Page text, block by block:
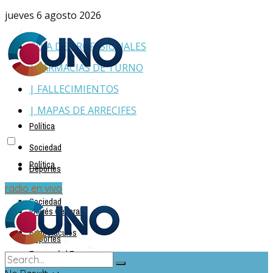
jueves 6 agosto 2026
GUÍA DE PROFESIONALES
| FARMACIAS DE TURNO
| FALLECIMIENTOS
| MAPAS DE ARRECIFES
Política
Sociedad
Deportes
Policiales
Interés General
Espectáculos
Economía | Empresas
Política
Sociedad
Deportes
radio en vivo